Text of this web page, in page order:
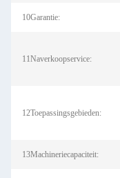
10Garantie:
11Naverkoopservice:
12Toepassingsgebieden:
13Machineriecapaciteit: